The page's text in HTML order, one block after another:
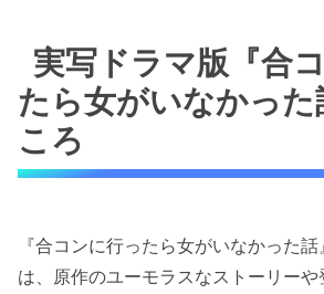
実写ドラマ版『合
たら女がいなかっ
ころ
『合コンに行ったら女がいなかった
は、原作のユーモラスなストーリー